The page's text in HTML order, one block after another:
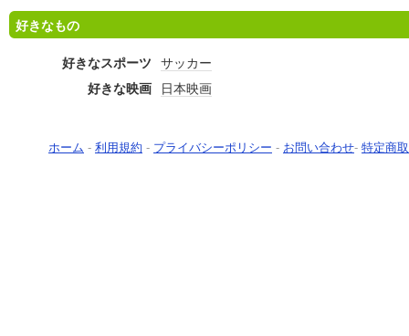
好きなもの
好きなスポーツ
サッカー
好きな映画
日本映画
ホーム - 利用規約 - プライバシーポリシー - お問い合わせ- 特定商